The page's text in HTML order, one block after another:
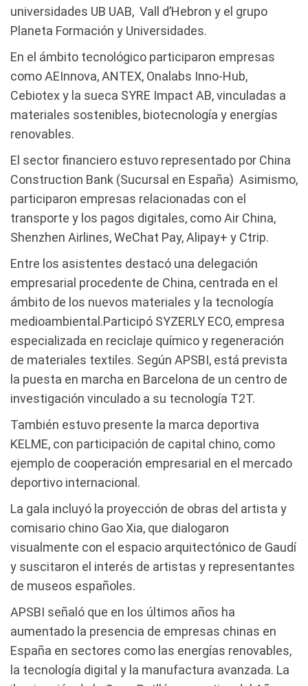
universidades UB UAB, Vall d’Hebron y el grupo
Planeta Formación y Universidades.
En el ámbito tecnológico participaron empresas
como AEInnova, ANTEX, Onalabs Inno-Hub,
Cebiotex y la sueca SYRE Impact AB, vinculadas a
materiales sostenibles, biotecnología y energías
renovables.
El sector financiero estuvo representado por China
Construction Bank (Sucursal en España) Asimismo,
participaron empresas relacionadas con el
transporte y los pagos digitales, como Air China,
Shenzhen Airlines, WeChat Pay, Alipay+ y Ctrip.
Entre los asistentes destacó una delegación
empresarial procedente de China, centrada en el
ámbito de los nuevos materiales y la tecnología
medioambiental.Participó SYZERLY ECO, empresa
especializada en reciclaje químico y regeneración
de materiales textiles. Según APSBI, está prevista
la puesta en marcha en Barcelona de un centro de
investigación vinculado a su tecnología T2T.
También estuvo presente la marca deportiva
KELME, con participación de capital chino, como
ejemplo de cooperación empresarial en el mercado
deportivo internacional.
La gala incluyó la proyección de obras del artista y
comisario chino Gao Xia, que dialogaron
visualmente con el espacio arquitectónico de Gaudí
y suscitaron el interés de artistas y representantes
de museos españoles.
APSBI señaló que en los últimos años ha
aumentado la presencia de empresas chinas en
España en sectores como las energías renovables,
la tecnología digital y la manufactura avanzada. La